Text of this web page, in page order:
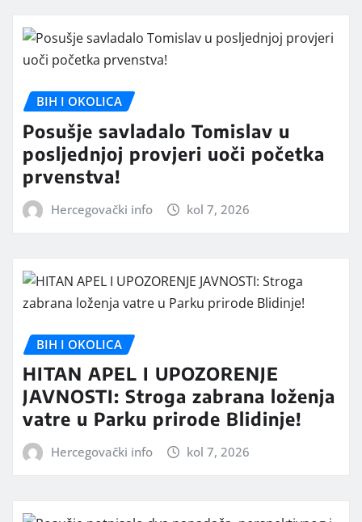
BIH I OKOLICA
Posušje savladalo Tomislav u
posljednjoj provjeri uoči početka
prvenstva!
Hercegovački info kol 7, 2026
BIH I OKOLICA
HITAN APEL I UPOZORENJE
JAVNOSTI: Stroga zabrana loženja
vatre u Parku prirode Blidinje!
Hercegovački info kol 7, 2026